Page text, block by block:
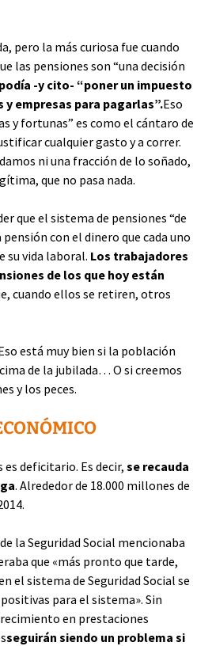
pero la más curiosa fue cuando
las pensiones son “una decisión
-y cito- “poner un impuesto
empresas para pagarlas”.Eso
y fortunas” es como el cántaro de
cualquier gasto y a correr.
ni una fracción de lo soñado,
que no pasa nada.
que el sistema de pensiones “de
con el dinero que cada uno
su vida laboral. Los trabajadores
de los que hoy están
cuando ellos se retiren, otros
está muy bien si la población
de la jubilada… O si creemos
y los peces.
deficitario. Es decir, se recauda
. Alrededor de 18.000 millones de
la Seguridad Social mencionaba
que «más pronto que tarde,
el sistema de Seguridad Social se
para el sistema». Sin
en prestaciones
seguirán siendo un problema si